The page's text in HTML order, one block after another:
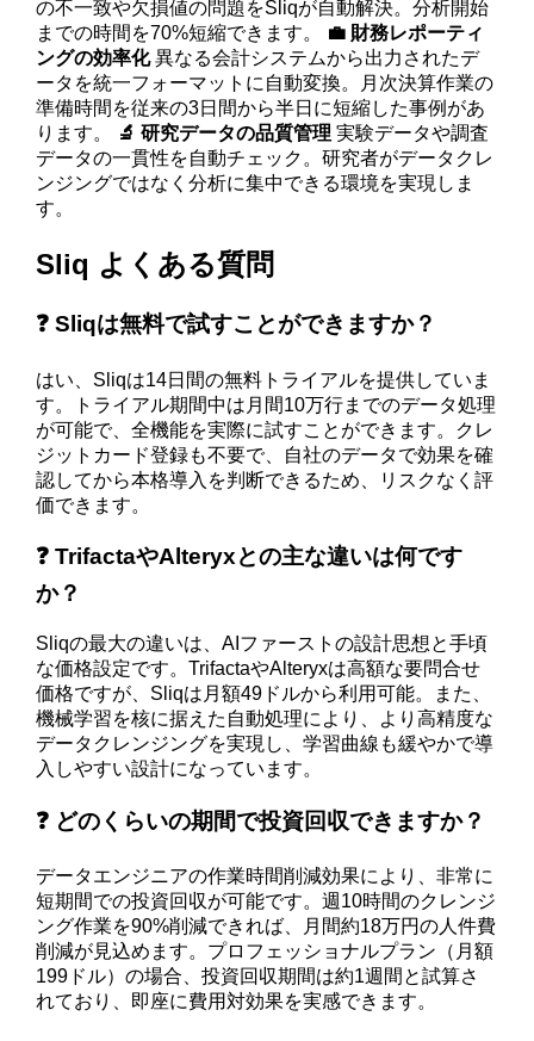
の不一致や欠損値の問題をSliqが自動解決。分析開始
までの時間を70%短縮できます。 💼 財務レポーティ
ングの効率化異なる会計システムから出力されたデ
ータを統一フォーマットに自動変換。月次決算作業の
準備時間を従来の3日間から半日に短縮した事例があ
ります。
🔬 研究データの品質管理 実験データや調査
データの一貫性を自動チェック。研究者がデータクレ
ンジングではなく分析に集中できる環境を実現しま
す。
Sliq よくある質問
❓ Sliqは無料で試すことができますか？
はい、Sliqは14日間の無料トライアルを提供していま
す。トライアル期間中は月間10万行までのデータ処理
が可能で、全機能を実際に試すことができます。クレ
ジットカード登録も不要で、自社のデータで効果を確
認してから本格導入を判断できるため、リスクなく評
価できます。
❓ TrifactaやAlteryxとの主な違いは何です
か？
Sliqの最大の違いは、AIファーストの設計思想と手頃
な価格設定です。TrifactaやAlteryxは高額な要問合せ
価格ですが、Sliqは月額49ドルから利用可能。また、
機械学習を核に据えた自動処理により、より高精度な
データクレンジングを実現し、学習曲線も緩やかで導
入しやすい設計になっています。
❓ どのくらいの期間で投資回収できますか？
データエンジニアの作業時間削減効果により、非常に
短期間での投資回収が可能です。週10時間のクレンジ
ング作業を90%削減できれば、月間約18万円の人件費
削減が見込めます。プロフェッショナルプラン（月額
199ドル）の場合、投資回収期間は約1週間と試算さ
れており、即座に費用対効果を実感できます。